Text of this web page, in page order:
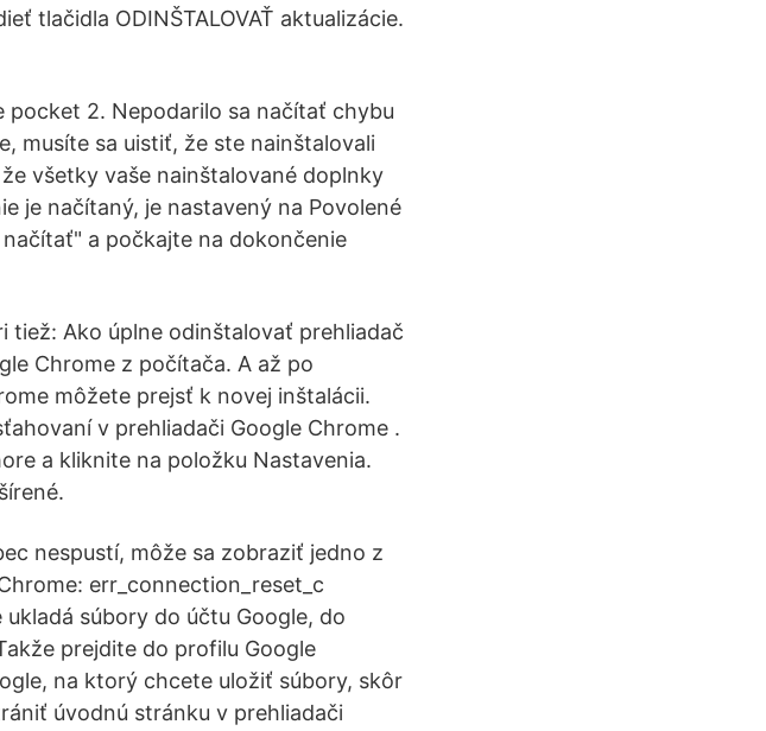
tlačidla ODINŠTALOVAŤ aktualizácie.
2. Nepodarilo sa načítať chybu
musíte sa uistiť, že ste nainštalovali
všetky vaše nainštalované doplnky
je načítaný, je nastavený na Povolené
a počkajte na dokončenie
tiež: Ako úplne odinštalovať prehliadač
Chrome z počítača. A až po
môžete prejsť k novej inštalácii.
v prehliadači Google Chrome .
a kliknite na položku Nastavenia.
nespustí, môže sa zobraziť jedno z
err_connection_reset_c
ukladá súbory do účtu Google, do
prejdite do profilu Google
na ktorý chcete uložiť súbory, skôr
úvodnú stránku v prehliadači